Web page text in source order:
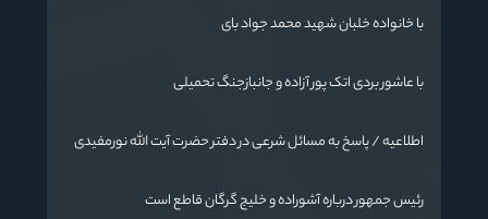
با خانواده خلبان شهید محمد جواد بای
با عاشور بردی اتک پور آزاده و جانبازجنگ تحمیلی
اطلاعیه / پاسخ به مسائل شرعی در دفتر حضرت آیت الله نورمفیدی
رئیس جمهور درباره آشوراده و خلیج گرگان قاطع است